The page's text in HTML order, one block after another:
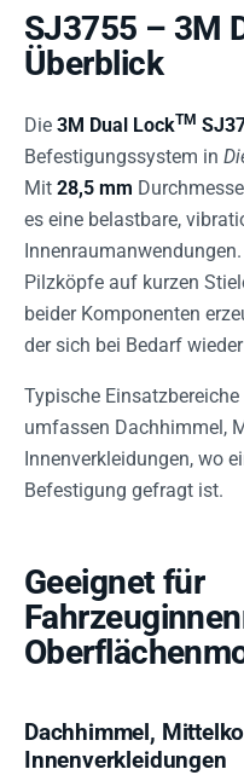
SJ3755 – 3M
Überblick
Die 3M Dual LockTM
Befestigungssystem in
Mit 28,5 mm
es eine belastbare,
Pilzköpfe auf kurzen
beider Komponenten
der sich bei Bedarf
Typische
umfassen Dachhimmel,
Innenverkleidungen, wo
Befestigung gefragt ist.
Geeignet für
Dachhimmel,
Innenverkleidungen